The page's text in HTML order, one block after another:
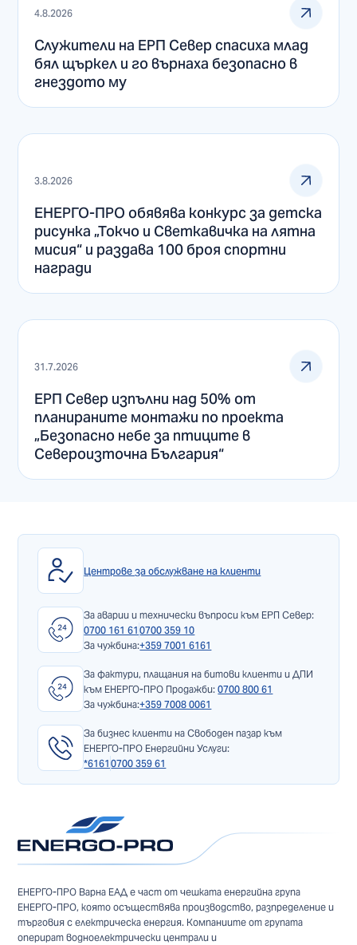
4.8.2026
Служители на ЕРП Север спасиха млад
бял щъркел и го върнаха безопасно в
гнездото му
3.8.2026
ЕНЕРГО-ПРО обявява конкурс за детска
рисунка „Токчо и Светкавичка на лятна
мисия“ и раздава 100 броя спортни
награди
31.7.2026
ЕРП Север изпълни над 50% от
планираните монтажи по проекта
„Безопасно небе за птиците в
Североизточна България“
Центрове за обслужване на клиенти
За аварии и технически въпроси към ЕРП Север:
0700 161 61 0700 359 10
За чужбина:+359 7001 6161
За фактури, плащания на битови клиенти и ДПИ
към ЕНЕРГО-ПРО Продажби:0700 800 61
За чужбина:+359 7008 0061
За бизнес клиенти на Свободен пазар към
ЕНЕРГО-ПРО Енергийни Услуги:
*6161 0700 359 61
ЕНЕРГО-ПРО Варна ЕАД е част от чешката енергийна група
ЕНЕРГО-ПРО, която осъществява производство, разпределение и
търговия с електрическа енергия. Компаниите от групата
оперират водноелектрически централи и